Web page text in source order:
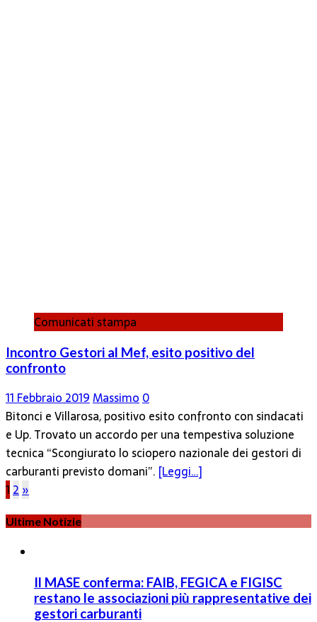
Comunicati stampa
Incontro Gestori al Mef, esito positivo del
confronto
11 Febbraio 2019Massimo0
Bitonci e Villarosa, positivo esito confronto con sindacati
e Up. Trovato un accordo per una tempestiva soluzione
tecnica “Scongiurato lo sciopero nazionale dei gestori di
carburanti previsto domani”. [Leggi…]
Paginazione
degli
articoli
12»
Ultime Notizie
Il MASE conferma: FAIB, FEGICA e FIGISC
restano le associazioni più rappresentative dei
gestori carburanti